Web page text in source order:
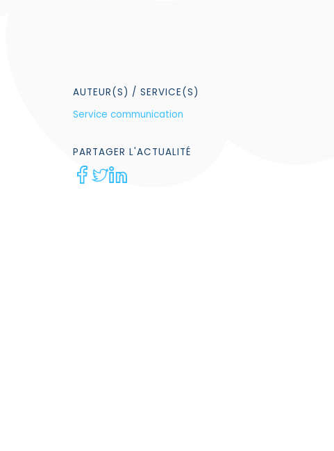
AUTEUR(S) / SERVICE(S)
Service communication
PARTAGER L'ACTUALITÉ